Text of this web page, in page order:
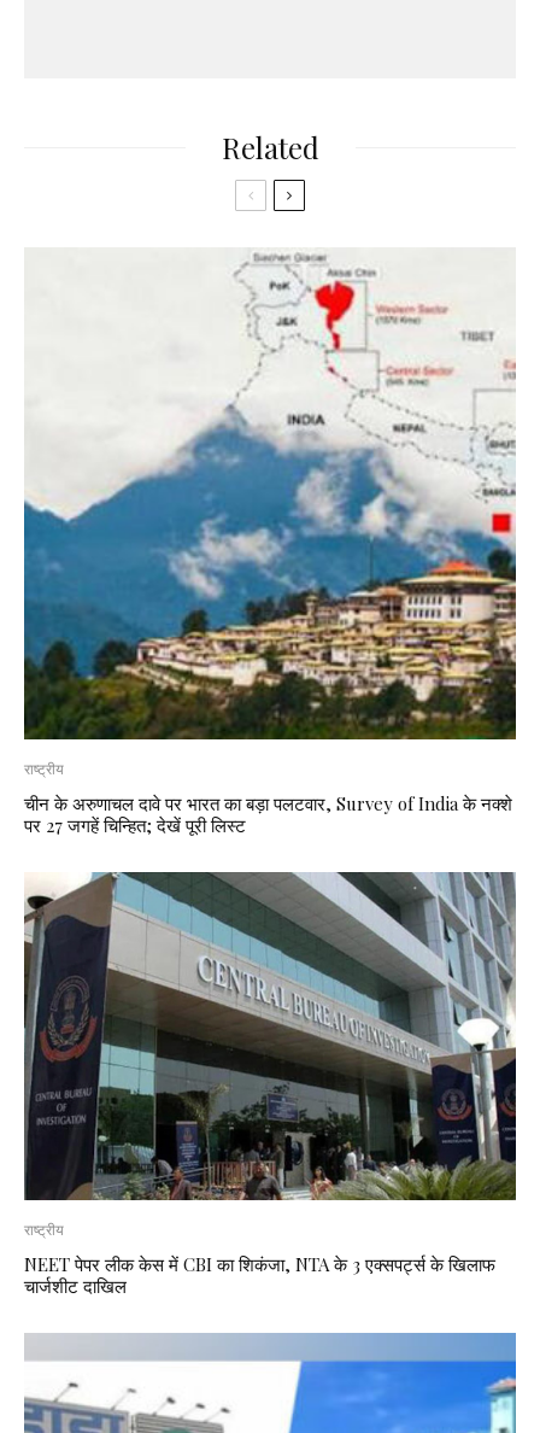
Related
राष्ट्रीय
चीन के अरुणाचल दावे पर भारत का बड़ा पलटवार, Survey of India के नक्शे
पर 27 जगहें चिन्हित; देखें पूरी लिस्ट
राष्ट्रीय
NEET पेपर लीक केस में CBI का शिकंजा, NTA के 3 एक्सपर्ट्स के खिलाफ
चार्जशीट दाखिल